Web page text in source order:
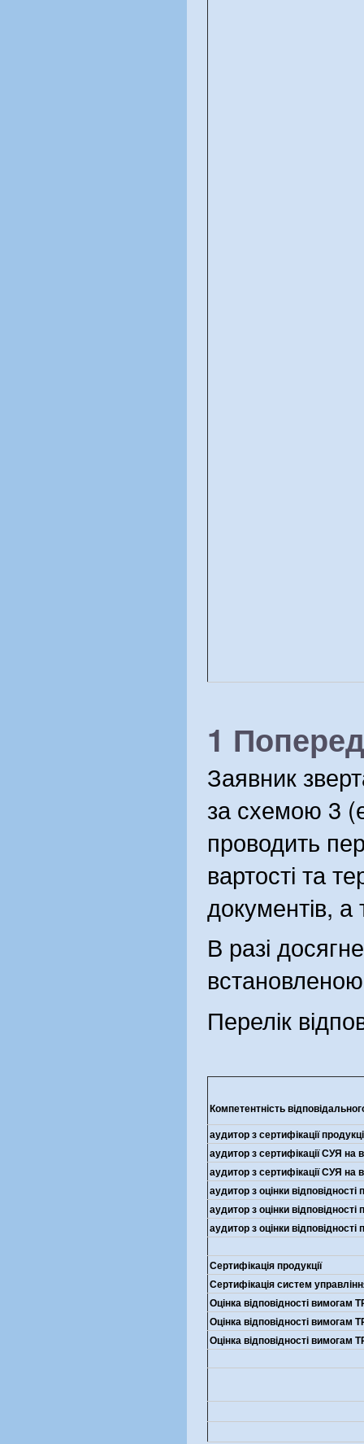
1
Заявник
за схемою 3
проводить
вартості та
документів, а
В разі
Перелік
Компетентність
аудитор з сертифікації
аудитор з сертифікації СУЯ на
аудитор з сертифікації СУЯ на
аудитор з оцінки
аудитор з оцінки
аудитор з оцінки
Сертифікація продукції
Сертифікація систем
Оцінка відповідності вимогам
Оцінка відповідності вимогам
Оцінка відповідності вимогам